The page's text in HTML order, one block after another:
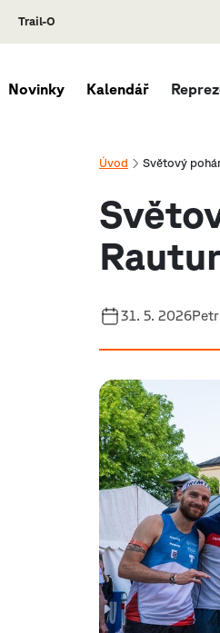
Trail-O
Novinky Kalendář
Úvod Světový
31. 5. 2026